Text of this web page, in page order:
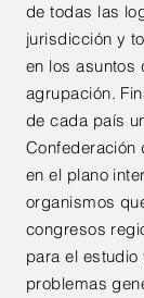
de todas las
jurisdicción y
en los asuntos
agrupación.
de cada país
Confederación
en el plano
organismos
congresos
para el
problemas